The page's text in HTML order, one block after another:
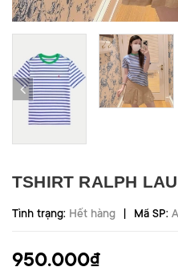
TSHIRT RALPH
Tình trạng: Hết hàng | Mã SP:
950.000₫